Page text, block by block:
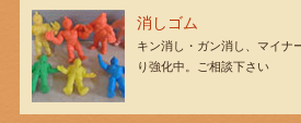
消しゴム
キン消し・ガン消し、マイナ
り強化中。ご相談下さい